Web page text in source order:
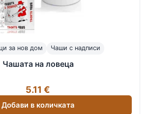
за нов дом Чаши с надписи
Чашата на ловеца
5.11 €
Добави в количката